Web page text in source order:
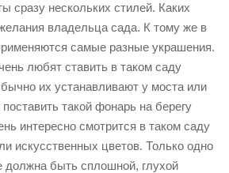
сразу нескольких стилей. Каких
владельца сада. К тому же в
самые разные украшения.
любят ставить в таком саду
их устанавливают у моста или
такой фонарь на берегу
интересно смотрится в таком саду
искусственных цветов. Только одно
должна быть сплошной, глухой